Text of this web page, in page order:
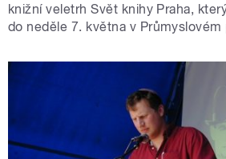
knižní veletrh Svět knihy Praha,
do neděle 7. května v Průmyslovém